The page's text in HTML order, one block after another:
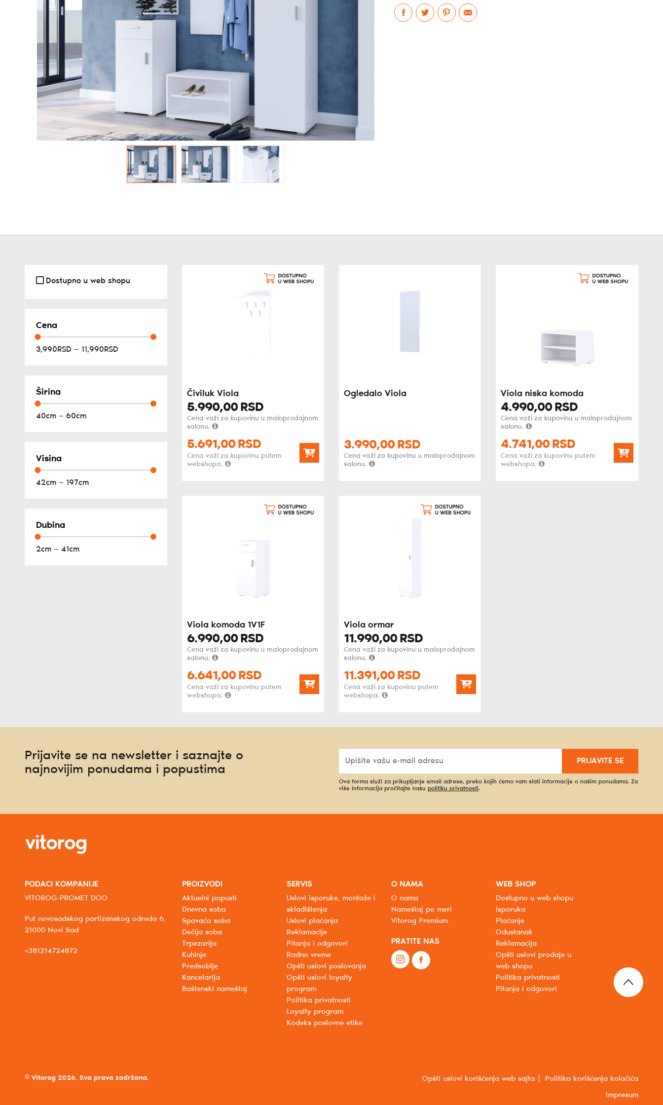
Dostupno u web shopu
Cena
3,990RSD — 11,990RSD
Širina
40cm — 60cm
Visina
42cm — 197cm
Dubina
2cm — 41cm
Čiviluk Viola
5.990,00 RSD
Cena važi za kupovinu u maloprodajnom
salonu.
5.691,00 RSD
Cena važi za kupovinu putem
webshopa.
Ogledalo Viola
3.990,00 RSD
Cena važi za kupovinu u maloprodajnom
salonu.
Viola niska komoda
4.990,00 RSD
Cena važi za kupovinu u maloprodajnom
salonu.
4.741,00 RSD
Cena važi za kupovinu putem
webshopa.
Viola komoda 1V1F
6.990,00 RSD
Cena važi za kupovinu u maloprodajnom
salonu.
6.641,00 RSD
Cena važi za kupovinu putem
webshopa.
Viola ormar
11.990,00 RSD
Cena važi za kupovinu u maloprodajnom
salonu.
11.391,00 RSD
Cena važi za kupovinu putem
webshopa.
Prijavite se na newsletter i saznajte o
najnovijim ponudama i popustima
PRIJAVITE SE
Ova forma služi za prikupljanje email adrese, preko kojih ćemo vam slati informacije o našim ponudama. Za
više informacija pročitajte našu politiku privatnosti.
PODACI KOMPANIJE
VITOROG-PROMET DOO
Put novosadskog partizanskog odreda 6,
21000 Novi Sad
+381214724872
PROIZVODI
Aktuelni popusti
Dnevna soba
Spavaća soba
Dečija soba
Trpezarija
Kuhinje
Predsoblje
Kancelarija
Baštenski nameštaj
SERVIS
Uslovi isporuke, montaže i
skladištenja
Uslovi plaćanja
Reklamacije
Pitanja i odgovori
Radno vreme
Opšti uslovi poslovanja
Opšti uslovi loyalty
program
Politika privatnosti
Loyalty program
Kodeks poslovne etike
O NAMA
O nama
Nameštaj po meri
Vitorog Premium
PRATITE NAS
WEB SHOP
Dostupno u web shopu
Isporuka
Plaćanje
Odustanak
Reklamacija
Opšti uslovi prodaje u
web shopu
Politika privatnosti
Pitanja i odgovori
© Vitorog 2026. Sva prava zadržana. Opšti uslovi korišćenja web sajta Politika korišćenja kolačića
Impresum